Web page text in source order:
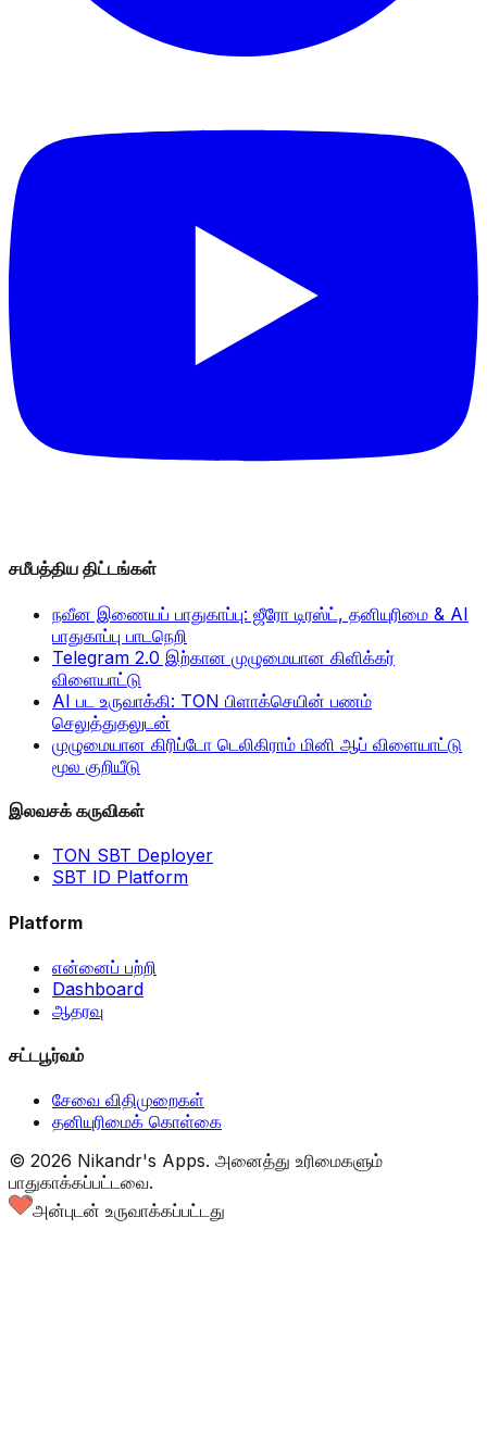
சமீபத்திய திட்டங்கள்
நவீன இணையப் பாதுகாப்பு: ஜீரோ டிரஸ்ட், தனியுரிமை & AI
பாதுகாப்பு பாடநெறி
Telegram 2.0 இற்கான முழுமையான கிளிக்கர்
விளையாட்டு
AI பட உருவாக்கி: TON பிளாக்செயின் பணம்
செலுத்துதலுடன்
முழுமையான கிரிப்டோ டெலிகிராம் மினி ஆப் விளையாட்டு
மூல குறியீடு
இலவசக் கருவிகள்
TON SBT Deployer
SBT ID Platform
Platform
என்னைப் பற்றி
Dashboard
ஆதரவு
சட்டபூர்வம்
சேவை விதிமுறைகள்
தனியுரிமைக் கொள்கை
© 2026 Nikandr's Apps. அனைத்து உரிமைகளும்
பாதுகாக்கப்பட்டவை.
அன்புடன் உருவாக்கப்பட்டது